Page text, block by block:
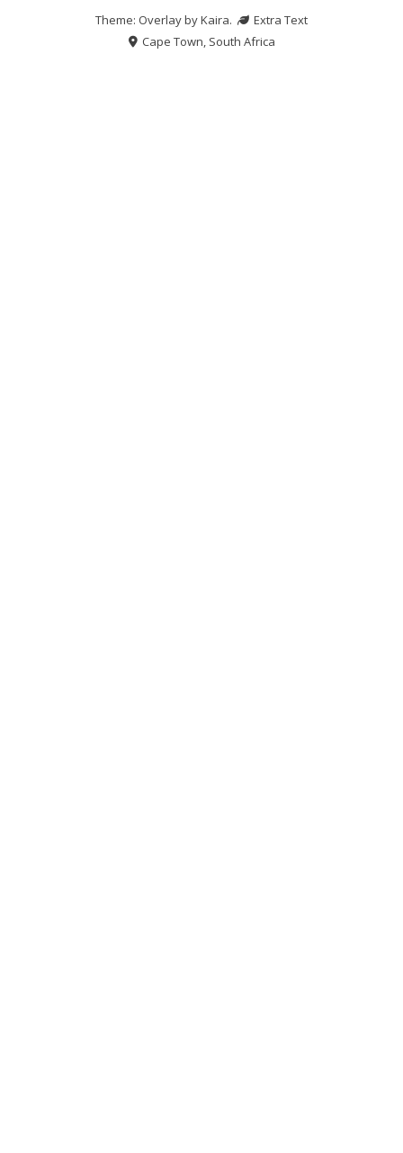
Theme: Overlay byKaira.
Extra Text
Cape Town, South Africa